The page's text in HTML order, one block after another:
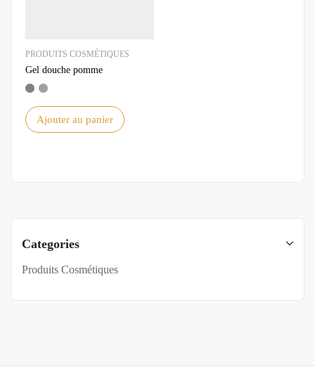
Categories
Produits Cosmétiques
PRODUITS COSMÉTIQUES
Gel douche pomme
Ajouter au panier